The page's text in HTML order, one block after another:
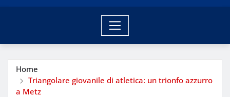
Home
Triangolare giovanile di atletica: un trionfo azzurro
a Metz